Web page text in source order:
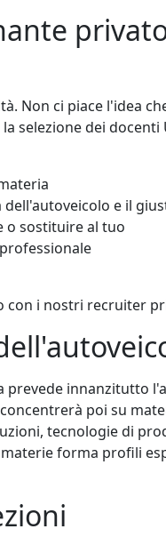
Non ci piace l'idea
selezione dei
e il
o sostituire al tuo
i nostri recruiter
innanzitutto
poi su
tecnologie di
forma profili